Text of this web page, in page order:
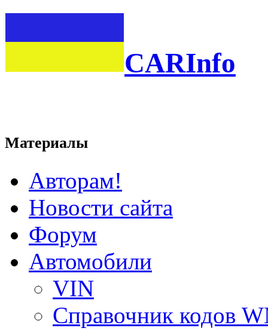
CARInfo
Материалы
Авторам!
Новости сайта
Форум
Автомобили
VIN
Справочник кодов